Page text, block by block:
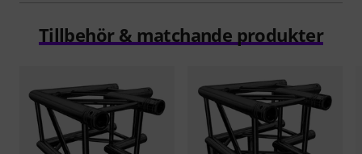
Tillbehör & matchande produkter